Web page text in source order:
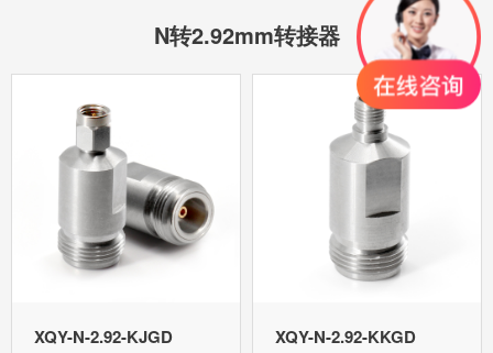
N转2.92mm转接器
XQY-N-2.92-KJGD XQY-N-2.92-KKGD